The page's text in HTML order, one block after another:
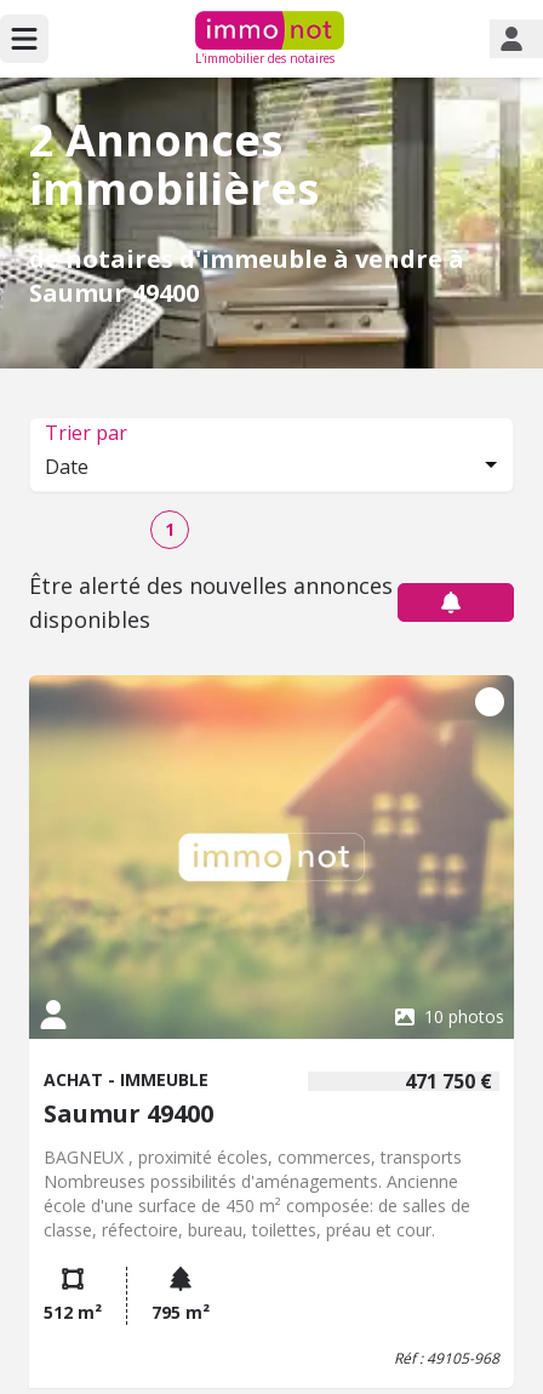
L'immobilier des notaires
2 Annonces
immobilières
de notaires d'immeuble à vendre à
Saumur 49400
Trier par
Date
1
Être alerté des nouvelles annonces
disponibles
10 photos
471 750 €
ACHAT - IMMEUBLE
Saumur 49400
BAGNEUX , proximité écoles, commerces, transports
Nombreuses possibilités d'aménagements. Ancienne
école d'une surface de 450 m² composée: de salles de
classe, réfectoire, bureau, toilettes, préau et cour.
512 m² 795 m²
Réf : 49105-968